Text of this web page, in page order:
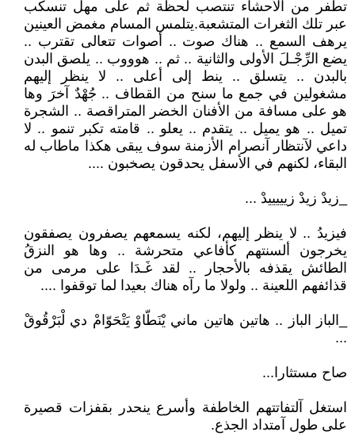
تطفر من الأحشاء تنتصب لحظة ثم على مهل تنسكب
عبر تلك الثغرات المتشعبة.يتلمس المسام مغمض العينين
يرهف السمع .. هناك صوت .. أصوات تتعالى تقترب ..
يضع الرِّجْـلَ الأولى والثانية .. ثم .. هوووب .. يلصق البدن
بالبدن .. يتسلق .. ينط إلى أعلى .. لا ينظر إليهم
مشغولين في جمع ما سنح من القطاف .. جُهْدٌ آخرَ وها
هو على مسافة من الأفنان الخضر المتراقصة .. الشجرة
تميل .. هو يميل .. يتقدم .. يعلو .. قامته تكبر تنمو .. لا
داعي لآنتظار آنصرام الأزمنة سوف يبقى هكذا ماطاب له
البقاء، لكنهم في الأسفل يحدقون يصخبون ....
_زيدْ زيدْ زيييييدْ ...
فيزيدُ .. لا ينظر إليهم، لكنه يسمعهم يصفرون يصفقون
يخرجون ألسنتهم كأفاعي متحرشة .. وها هو النزقُ
الطائش يقذفه بالأحجار .. لقد غَـدَا على مرمى من
قذائفهم اللعينة .. ولولا ما رآه هناك بعيدا لما توقفوا ....
_الباز الباز .. هاتين هاتين ماني يْنَطّاوْ يَتْحَوّامْ دي لْبَرْقُوقْ
...
صاح مستثارا...
استغل آلتفاتتهم الخاطفة وأسرع ينحدر بقفزات قصيرة
على طول آمتداد الجذع.